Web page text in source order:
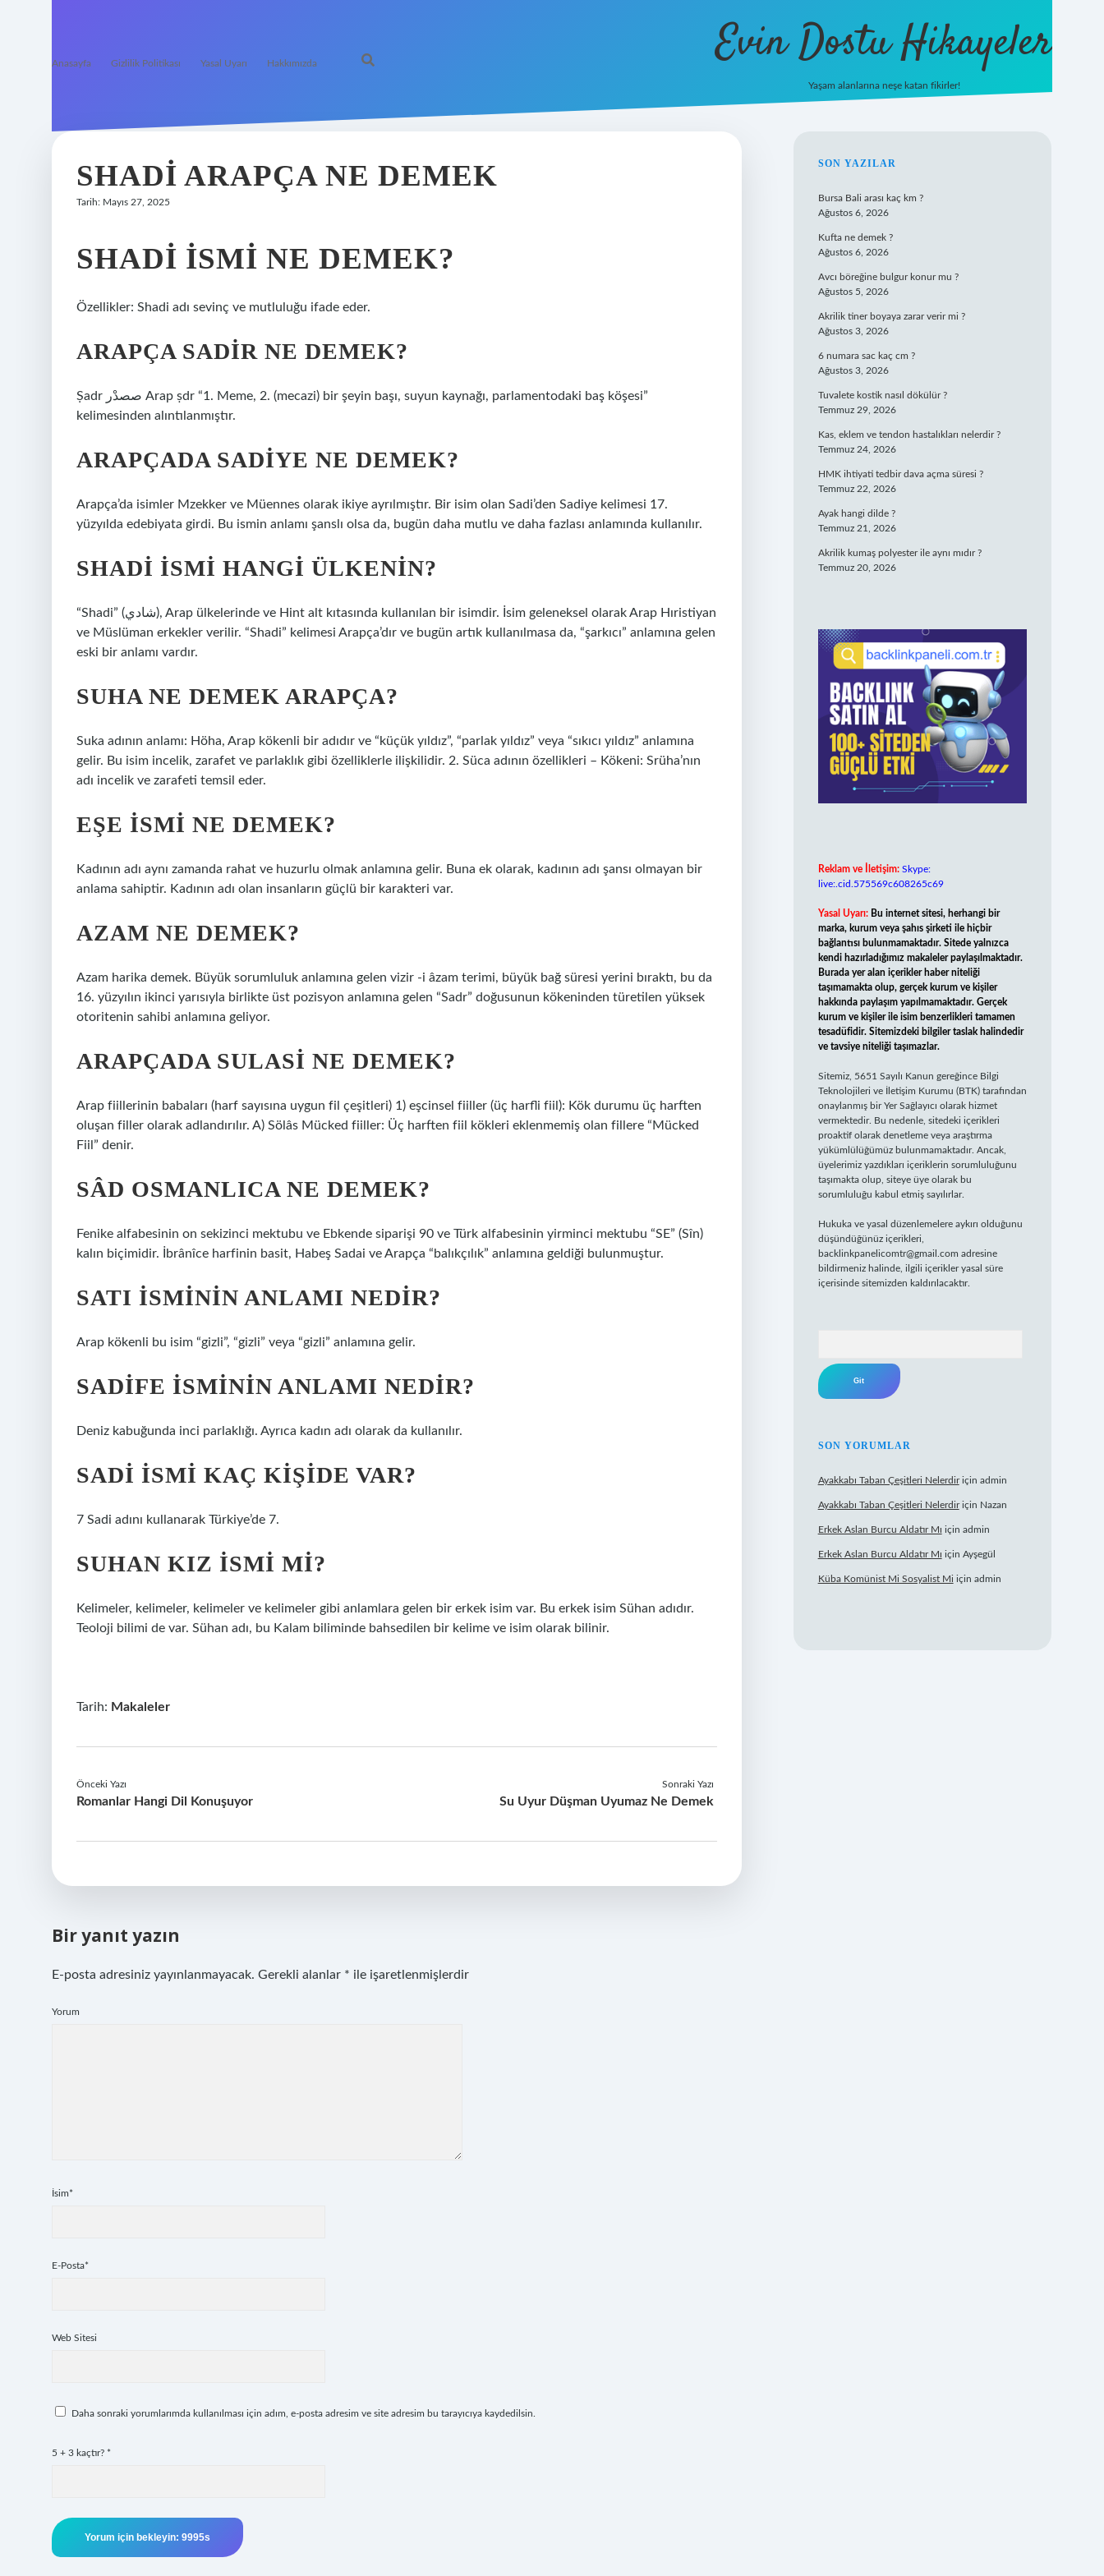
Anasayfa Gizlilik Politikası Yasal Uyarı Hakkımızda Evin Dostu Hikayeler
Yaşam alanlarına neşe katan fikirler!
SHADI ARAPÇA NE DEMEK
Tarih: Mayıs 27, 2025
SHADI ISMI NE DEMEK?
Özellikler: Shadi adı sevinç ve mutluluğu ifade eder.
ARAPÇA SADIR NE DEMEK?
Ṣadr صصدْر Arap ṣdr “1. Meme, 2. (mecazi) bir şeyin başı, suyun kaynağı, parlamentodaki baş köşesi”
kelimesinden alıntılanmıştır.
ARAPÇADA SADIYE NE DEMEK?
Arapça’da isimler Mzekker ve Müennes olarak ikiye ayrılmıştır. Bir isim olan Sadi’den Sadiye kelimesi 17.
yüzyılda edebiyata girdi. Bu ismin anlamı şanslı olsa da, bugün daha mutlu ve daha fazlası anlamında kullanılır.
SHADI ISMI HANGI ÜLKENIN?
“Shadi” (شادي), Arap ülkelerinde ve Hint alt kıtasında kullanılan bir isimdir. İsim geleneksel olarak Arap Hıristiyan
ve Müslüman erkekler verilir. “Shadi” kelimesi Arapça’dır ve bugün artık kullanılmasa da, “şarkıcı” anlamına gelen
eski bir anlamı vardır.
SUHA NE DEMEK ARAPÇA?
Suka adının anlamı: Höha, Arap kökenli bir adıdır ve “küçük yıldız”, “parlak yıldız” veya “sıkıcı yıldız” anlamına
gelir. Bu isim incelik, zarafet ve parlaklık gibi özelliklerle ilişkilidir. 2. Süca adının özellikleri – Kökeni: Srüha’nın
adı incelik ve zarafeti temsil eder.
EŞE ISMI NE DEMEK?
Kadının adı aynı zamanda rahat ve huzurlu olmak anlamına gelir. Buna ek olarak, kadının adı şansı olmayan bir
anlama sahiptir. Kadının adı olan insanların güçlü bir karakteri var.
AZAM NE DEMEK?
Azam harika demek. Büyük sorumluluk anlamına gelen vizir -i âzam terimi, büyük bağ süresi yerini bıraktı, bu da
16. yüzyılın ikinci yarısıyla birlikte üst pozisyon anlamına gelen “Sadr” doğusunun kökeninden türetilen yüksek
otoritenin sahibi anlamına geliyor.
ARAPÇADA SULASI NE DEMEK?
Arap fiillerinin babaları (harf sayısına uygun fil çeşitleri) 1) eşcinsel fiiller (üç harfli fiil): Kök durumu üç harften
oluşan filler olarak adlandırılır. A) Sölâs Mücked fiiller: Üç harften fiil kökleri eklenmemiş olan fillere “Mücked
Fiil” denir.
SÂD OSMANLICA NE DEMEK?
Fenike alfabesinin on sekizinci mektubu ve Ebkende siparişi 90 ve Türk alfabesinin yirminci mektubu “SE” (Sîn)
kalın biçimidir. İbrânîce harfinin basit, Habeş Sadai ve Arapça “balıkçılık” anlamına geldiği bulunmuştur.
SATI ISMININ ANLAMI NEDIR?
Arap kökenli bu isim “gizli”, “gizli” veya “gizli” anlamına gelir.
SADIFE ISMININ ANLAMI NEDIR?
Deniz kabuğunda inci parlaklığı. Ayrıca kadın adı olarak da kullanılır.
SADI ISMI KAÇ KIŞIDE VAR?
7 Sadi adını kullanarak Türkiye’de 7.
SUHAN KIZ ISMI MI?
Kelimeler, kelimeler, kelimeler ve kelimeler gibi anlamlara gelen bir erkek isim var. Bu erkek isim Sühan adıdır.
Teoloji bilimi de var. Sühan adı, bu Kalam biliminde bahsedilen bir kelime ve isim olarak bilinir.
Tarih: Makaleler
Önceki Yazı
Romanlar Hangi Dil Konuşuyor
Sonraki Yazı
Su Uyur Düşman Uyumaz Ne Demek
Bir yanıt yazın
E-posta adresiniz yayınlanmayacak. Gerekli alanlar * ile işaretlenmişlerdir
Yorum
İsim*
E-Posta*
Web Sitesi
Daha sonraki yorumlarımda kullanılması için adım, e-posta adresim ve site adresim bu tarayıcıya kaydedilsin.
5 + 3 kaçtır? *
SIDEBAR
SON YAZILAR
Bursa Bali arası kaç km ?
Ağustos 6, 2026
Kufta ne demek ?
Ağustos 6, 2026
Avcı böreğine bulgur konur mu ?
Ağustos 5, 2026
Akrilik tiner boyaya zarar verir mi ?
Ağustos 3, 2026
6 numara sac kaç cm ?
Ağustos 3, 2026
Tuvalete kostik nasıl dökülür ?
Temmuz 29, 2026
Kas, eklem ve tendon hastalıkları nelerdir ?
Temmuz 24, 2026
HMK ihtiyati tedbir dava açma süresi ?
Temmuz 22, 2026
Ayak hangi dilde ?
Temmuz 21, 2026
Akrilik kumaş polyester ile aynı mıdır ?
Temmuz 20, 2026
Reklam ve İletişim: Skype:
live:.cid.575569c608265c69
Yasal Uyarı: Bu internet sitesi, herhangi bir
marka, kurum veya şahıs şirketi ile hiçbir
bağlantısı bulunmamaktadır. Sitede yalnızca
kendi hazırladığımız makaleler paylaşılmaktadır.
Burada yer alan içerikler haber niteliği
taşımamakta olup, gerçek kurum ve kişiler
hakkında paylaşım yapılmamaktadır. Gerçek
kurum ve kişiler ile isim benzerlikleri tamamen
tesadüfidir. Sitemizdeki bilgiler taslak halindedir
ve tavsiye niteliği taşımazlar.
Sitemiz, 5651 Sayılı Kanun gereğince Bilgi
Teknolojileri ve İletişim Kurumu (BTK) tarafından
onaylanmış bir Yer Sağlayıcı olarak hizmet
vermektedir. Bu nedenle, sitedeki içerikleri
proaktif olarak denetleme veya araştırma
yükümlülüğümüz bulunmamaktadır. Ancak,
üyelerimiz yazdıkları içeriklerin sorumluluğunu
taşımakta olup, siteye üye olarak bu
sorumluluğu kabul etmiş sayılırlar.
Hukuka ve yasal düzenlemelere aykırı olduğunu
düşündüğünüz içerikleri,
backlinkpanelicomtr@gmail.com adresine
bildirmeniz halinde, ilgili içerikler yasal süre
içerisinde sitemizden kaldırılacaktır.
SON YORUMLAR
Ayakkabı Taban Çeşitleri Nelerdiriçin admin
Ayakkabı Taban Çeşitleri Nelerdiriçin Nazan
Erkek Aslan Burcu Aldatır Mı için admin
Erkek Aslan Burcu Aldatır Mı için Ayşegül
Küba Komünist Mi Sosyalist Mi için admin